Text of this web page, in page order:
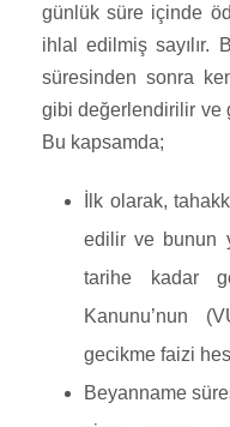
günlük süre içinde
ihlal edilmiş sayılır.
süresinden sonra
gibi değerlendirilir ve
Bu kapsamda;
İlk olarak,
edilir ve bunun
tarihe kadar
Kanunu’nun
gecikme faizi
Beyanname